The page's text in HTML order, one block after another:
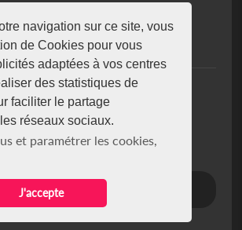
navigation sur ce site, vous
de Cookies pour vous
adaptées à vos centres
des statistiques de
faciliter le partage
réseaux sociaux.
et paramétrer les cookies,
J'accepte
85 52 93
notre newsletter